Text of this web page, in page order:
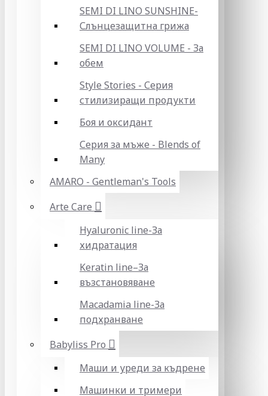
SEMI DI LINO SUNSHINE-
Слънцезащитна грижа
SEMI DI LINO VOLUME - За
обем
Style Stories - Серия
стилизиращи продукти
Боя и оксидант
Серия за мъже - Blends of
Many
AMARO - Gentleman's Tools
Arte Care
Hyaluronic line-За
хидратация
Keratin line–За
възстановяване
Macadamia line-За
подхранване
Babyliss Pro
Маши и уреди за къдрене
Машинки и тримери